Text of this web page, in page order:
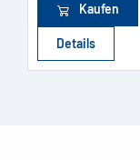
Kaufen
Details